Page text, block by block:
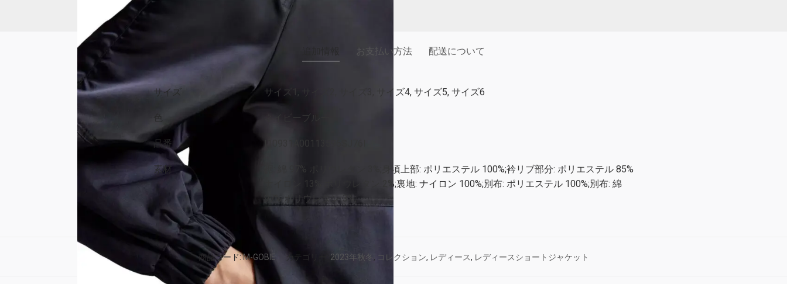
お支払い方法 配送について
サイズ サイズ1, サイズ2, サイズ3, サイズ4, サイズ5, サイズ6
色 ネイビーブルー
品番 I10931A00113596SJ76I
素材
裾: 綿 97% ポリウレタン 3%;身頃上部: ポリエステル 100%;衿リブ部分: ポリエステル 85%
ナイロン 13% ポリウレタン 2%;裏地: ナイロン 100%;別布: ポリエステル 100%;別布: 綿
97% ポリウレタン 3%;
商品コード:M-GOBIE カテゴリー: 2023年秋冬 , コレクション, レディース, レディースショートジャケット